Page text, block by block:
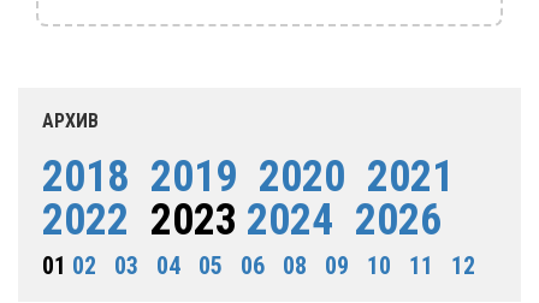
АРХИВ
2018 2019 2020 2021
2022 2023 2024 2026
01 02 03 04 05 06 08 09 10 11 12